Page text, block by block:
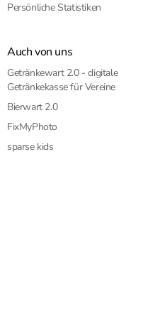
Persönliche Statistiken
Auch von uns
Getränkewart 2.0 - digitale
Getränkekasse für Vereine
Bierwart 2.0
FixMyPhoto
sparse kids